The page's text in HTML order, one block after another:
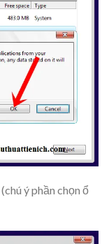
(chú ý phần chọn ổ